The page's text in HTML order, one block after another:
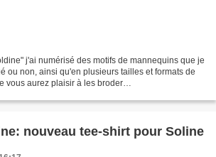
j'ai numérisé des motifs de mannequins que je
ou non, ainsi qu'en plusieurs tailles et formats de
vous aurez plaisir à les broder
nouveau tee-shirt pour Soline